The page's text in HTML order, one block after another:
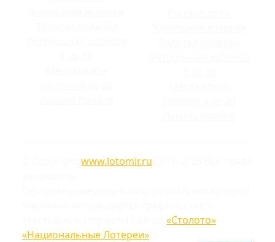
www.lotomir.ru
«Столото»
«Национальные Лотереи»